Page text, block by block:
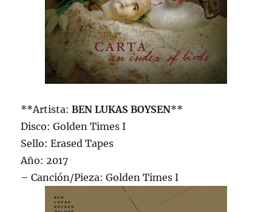
**Artista:BEN LUKAS BOYSEN**
Disco: Golden Times I
Sello: Erased Tapes
Año: 2017
– Canción/Pieza: Golden Times I